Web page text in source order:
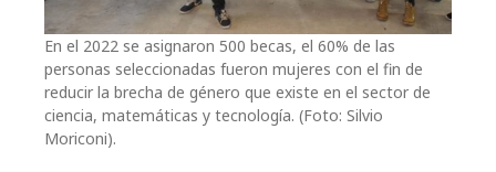
En el 2022 se asignaron 500 becas, el 60% de las
personas seleccionadas fueron mujeres con el fin de
reducir la brecha de género que existe en el sector de
ciencia, matemáticas y tecnología. (Foto: Silvio
Moriconi).